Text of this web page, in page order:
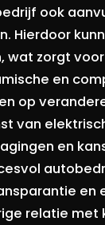
ook
Hierdoor
zorgt
en
op
van
en
en
relatie met